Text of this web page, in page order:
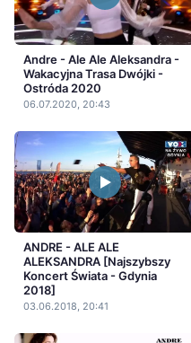
Andre - Ale Ale Aleksandra -
Wakacyjna Trasa Dwójki -
Ostróda 2020
06.07.2020, 20:43
ANDRE - ALE ALE
ALEKSANDRA [Najszybszy
Koncert Świata - Gdynia
2018]
03.06.2018, 20:41